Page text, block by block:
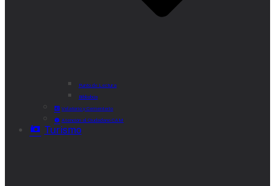
Punto de Lectura
Bibliobús
Velatorio y Cementerio
Atención al Ciudadano CAM
Turismo